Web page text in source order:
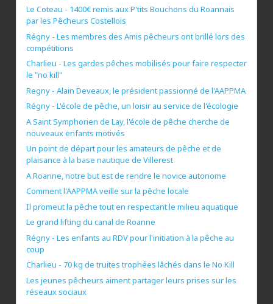
Le Coteau - 1400€ remis aux P'tits Bouchons du Roannais
par les Pêcheurs Costellois
Régny - Les membres des Amis pêcheurs ont brillé lors des
compétitions
Charlieu - Les gardes pêches mobilisés pour faire respecter
le "no kill"
Regny - Alain Deveaux, le président passionné de l'AAPPMA
Régny - L'école de pêche, un loisir au service de l'écologie
A Saint Symphorien de Lay, l'école de pêche cherche de
nouveaux enfants motivés
Un point de départ pour les amateurs de pêche et de
plaisance à la base nautique de Villerest
A Roanne, notre but est de rendre le novice autonome
Comment l'AAPPMA veille sur la pêche locale
Il promeut la pêche tout en respectant le milieu aquatique
Le grand lifting du canal de Roanne
Régny - Les enfants au RDV pour l'initiation à la pêche au
coup
Charlieu - 70 kg de truites trophées lâchés dans le No Kill
Les jeunes pêcheurs aiment partager leurs prises sur les
réseaux sociaux